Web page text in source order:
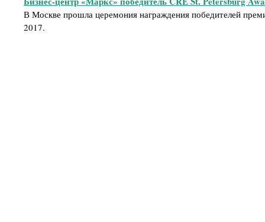
В Москве прошла церемония награждения победителей
2017.